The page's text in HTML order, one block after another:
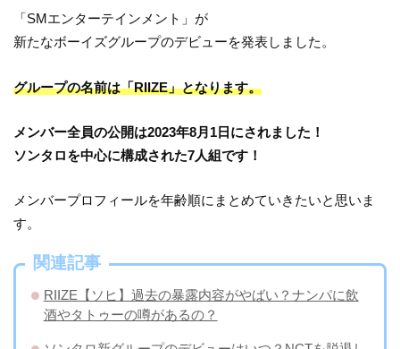
「SMエンターテインメント」が
新たなボーイズグループのデビューを発表しました。
グループの名前は「RIIZE」となります。
メンバー全員の公開は2023年8月1日にされました！
ソンタロを中心に構成された7人組です！
メンバープロフィールを年齢順にまとめていきたいと思いま
す。
関連記事
RIIZE【ソヒ】過去の暴露内容がやばい？ナンパに飲
酒やタトゥーの噂があるの？